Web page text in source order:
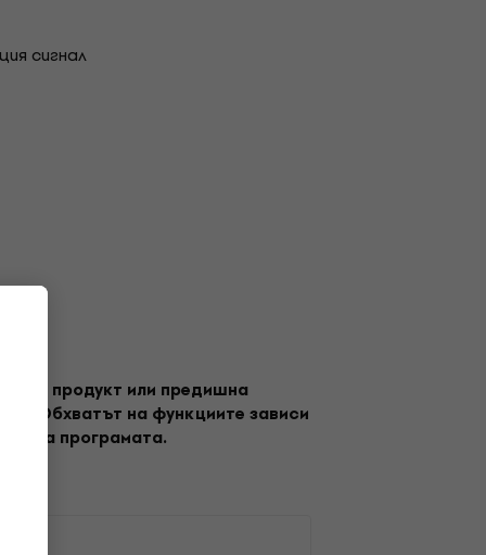
сигнал
продукт или предишна
Обхватът на функциите зависи
на програмата.